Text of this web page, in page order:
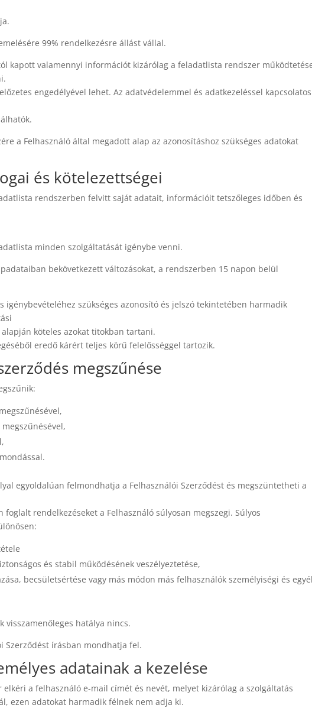
99% rendelkezésre állást vállal.
kapott valamennyi információt kizárólag a feladatlista rendszer
engedélyével lehet. Az adatvédelemmel és adatkezeléssel kapcsolatos
a Felhasználó által megadott alap az azonosításhoz szükséges adatokat
és kötelezettségei
rendszerben felvitt saját adatait, információit tetszőleges időben és
minden szolgáltatását igénybe venni.
bekövetkezett változásokat, a rendszerben 15 napon belül
igénybevételéhez szükséges azonosító és jelszó tekintetében harmadik
köteles azokat titokban tartani.
eredő kárért teljes körű felelősséggel tartozik.
megszűnése
egyoldalúan felmondhatja a Felhasználói Szerződést és megszüntetheti a
foglalt rendelkezéseket a Felhasználó súlyosan megszegi. Súlyos
és stabil működésének veszélyeztetése,
becsületsértése vagy más módon más felhasználók személyiségi és
visszamenőleges hatálya nincs.
Szerződést írásban mondhatja fel.
adatainak a kezelése
a felhasználó e-mail címét és nevét, melyet kizárólag a szolgáltatás
ezen adatokat harmadik félnek nem adja ki.